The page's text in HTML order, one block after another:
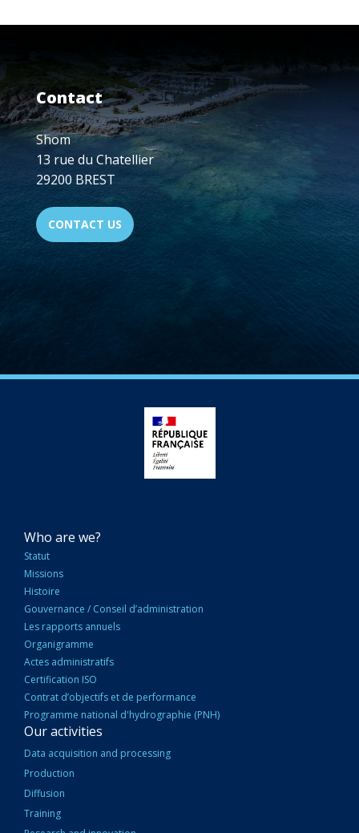
Contact
Shom
13 rue du Chatellier
29200 BREST
CONTACT US
NAVIGATION
PRINCIPALE
Who are we?
Statut
Missions
Histoire
Gouvernance / Conseil d’administration
Les rapports annuels
Organigramme
Actes administratifs
Certification ISO
Contrat d’objectifs et de performance
Programme national d'hydrographie (PNH)
Our activities
Data acquisition and processing
Production
Diffusion
Training